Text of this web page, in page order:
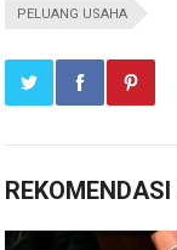
PELUANG USAHA